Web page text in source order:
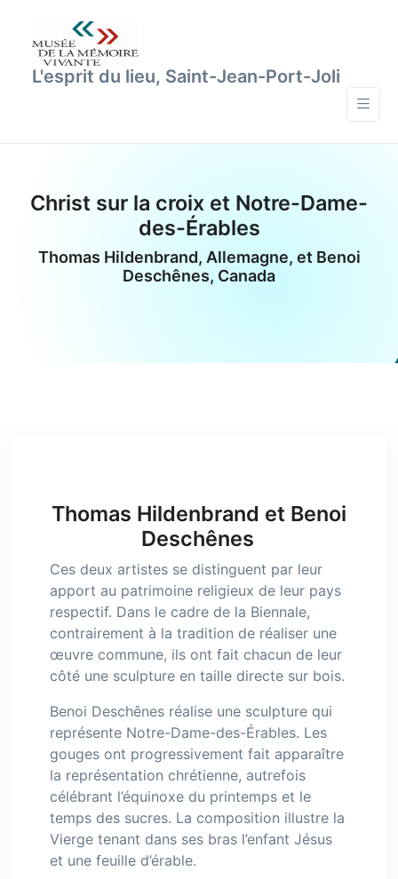
L'esprit du lieu, Saint-Jean-Port-Joli
Christ sur la croix et Notre-Dame-
des-Érables
Thomas Hildenbrand, Allemagne, et Benoi
Deschênes, Canada
Thomas Hildenbrand et Benoi
Deschênes
Ces deux artistes se distinguent par leur
apport au patrimoine religieux de leur pays
respectif. Dans le cadre de la Biennale,
contrairement à la tradition de réaliser une
œuvre commune, ils ont fait chacun de leur
côté une sculpture en taille directe sur bois.
Benoi Deschênes réalise une sculpture qui
représente Notre-Dame-des-Érables. Les
gouges ont progressivement fait apparaître
la représentation chrétienne, autrefois
célébrant l’équinoxe du printemps et le
temps des sucres. La composition illustre la
Vierge tenant dans ses bras l’enfant Jésus
et une feuille d’érable.